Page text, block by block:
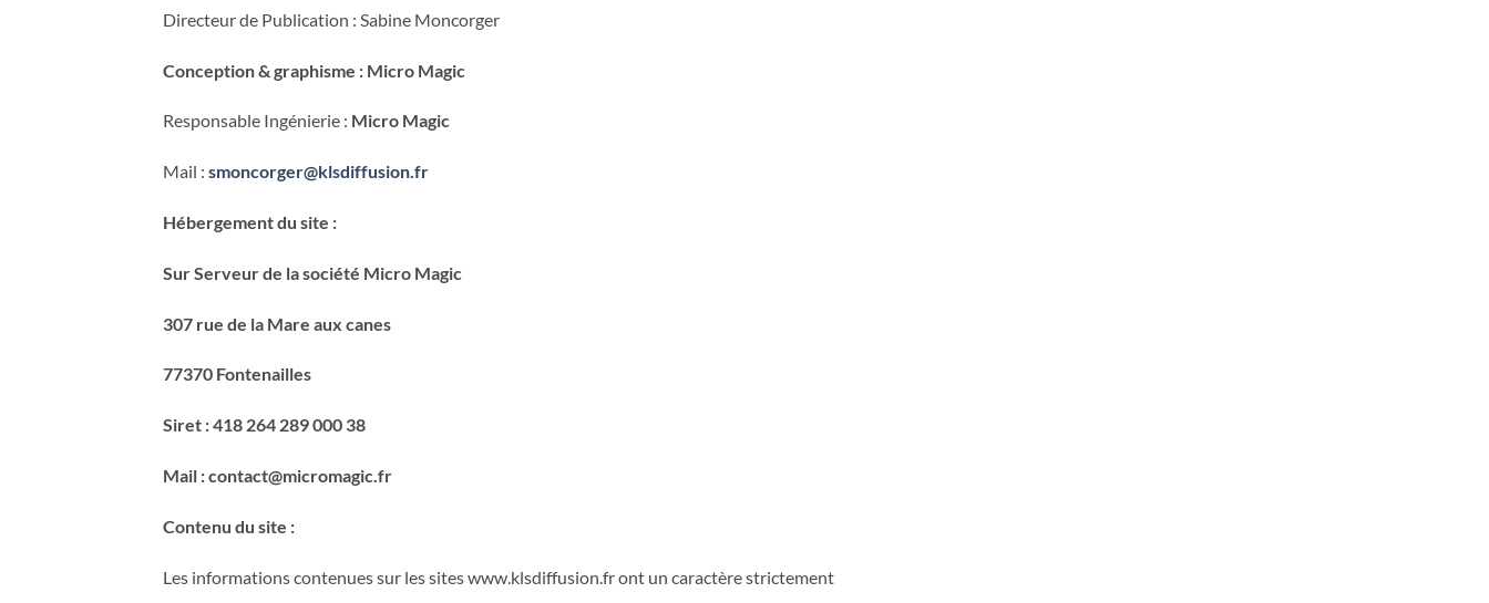
Directeur de Publication : Sabine Moncorger
Conception & graphisme : Micro Magic
Responsable Ingénierie : Micro Magic
Mail : smoncorger@klsdiffusion.fr
Hébergement du site :
Sur Serveur de la société Micro Magic
307 rue de la Mare aux canes
77370 Fontenailles
Siret : 418 264 289 000 38
Mail : contact@micromagic.fr
Contenu du site :
Les informations contenues sur les sites www.klsdiffusion.fr ont un caractère strictement